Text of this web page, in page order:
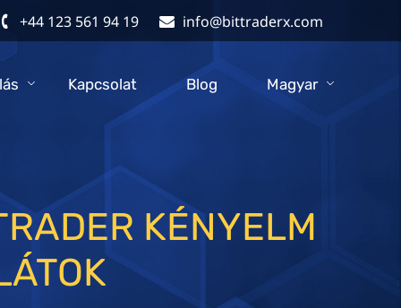
+44 123 561 94 19 info@bittraderx.com
Kapcsolat Blog Magyar
KÉNYELM